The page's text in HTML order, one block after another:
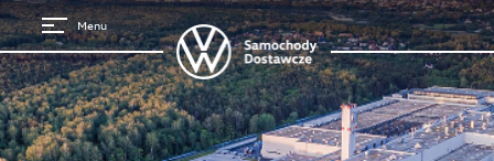
Menu